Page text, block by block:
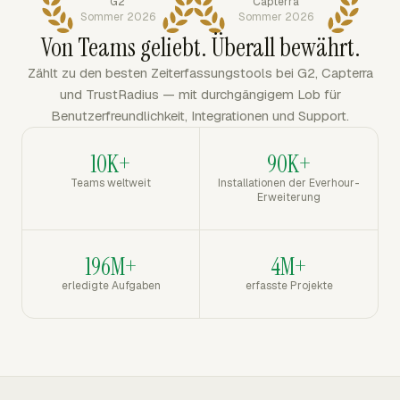
Sommer 2026
Sommer 2026
Von Teams geliebt. Überall bewährt.
Zählt zu den besten Zeiterfassungstools bei G2, Capterra
und TrustRadius — mit durchgängigem Lob für
Benutzerfreundlichkeit, Integrationen und Support.
10K+
Teams weltweit
90K+
Installationen der Everhour-
Erweiterung
196M+
erledigte Aufgaben
4M+
erfasste Projekte